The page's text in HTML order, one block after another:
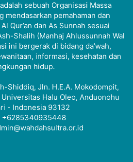
sebuah Organisasi Massa
mendasarkan pemahaman dan
Qur’an dan As Sunnah sesuai
Shalih (Manhaj Ahlussunnah Wal
ini bergerak di bidang da’wah,
informasi, kesehatan dan
hidup.
Shiddiq, Jln. H.E.A. Mokodompit,
Halu Oleo, Anduonohu
- Indonesia 93132
+6285340935448